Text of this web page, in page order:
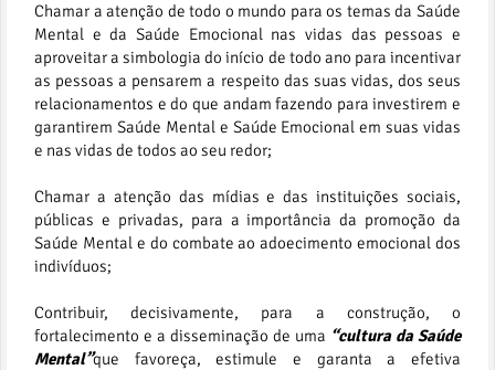
Chamar a atenção de todo o mundo para os temas da Saúde
Mental e da Saúde Emocional nas vidas das pessoas e
aproveitar a simbologia do início de todo ano para incentivar
as pessoas a pensarem a respeito das suas vidas, dos seus
relacionamentos e do que andam fazendo para investirem e
garantirem Saúde Mental e Saúde Emocional em suas vidas
e nas vidas de todos ao seu redor;
Chamar a atenção das mídias e das instituições sociais,
públicas e privadas, para a importância da promoção da
Saúde Mental e do combate ao adoecimento emocional dos
indivíduos;
Contribuir, decisivamente, para a construção, o
fortalecimento e a disseminação de uma “cultura da Saúde
Mental”que favoreça, estimule e garanta a efetiva